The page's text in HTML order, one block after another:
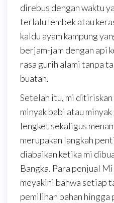
direbus dengan waktu
terlalu lembek atau
kaldu ayam kampung
berjam-jam dengan api
rasa gurih alami tanpa
buatan.
Setelah itu, mi
minyak babi atau
lengket sekaligus
merupakan langkah
diabaikan ketika mi
Bangka. Para penjual
meyakini bahwa setiap
pemilihan bahan hingga